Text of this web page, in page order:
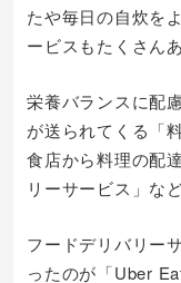
たや毎日の自炊を
ービスもたくさん
栄養バランスに配
が送られてくる「
食店から料理の配
リーサービス」な
フードデリバリー
ったのが「Uber